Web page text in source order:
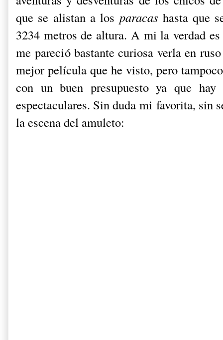
que se alistan a los paracas hasta que
3234 metros de altura. A mi la verdad
me pareció bastante curiosa verla en
mejor película que he visto, pero
con un buen presupuesto ya que hay
espectaculares. Sin duda mi favorita, sin
la escena del amuleto: